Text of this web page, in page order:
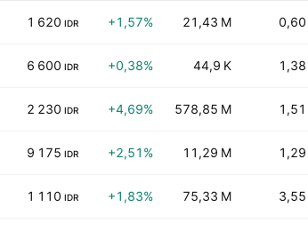
1 620 IDR +1,57% 21,43 M 0,60
6 600 IDR +0,38% 44,9 K 1,38
2 230 IDR +4,69% 578,85 M 1,51
9 175 IDR +2,51% 11,29 M 1,29
1 110 IDR +1,83% 75,33 M 3,55